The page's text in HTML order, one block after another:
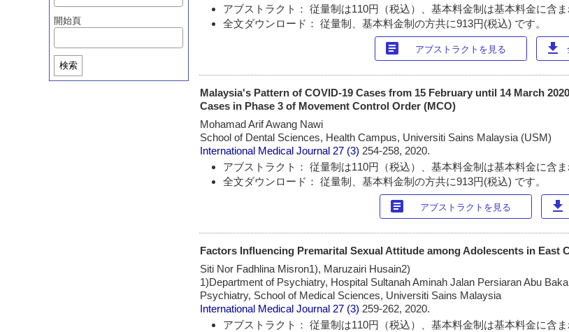
開始頁
検索
アブストラクト： 従量制は110円（税込）、基本料金制は基本料金に含ま
全文ダウンロード： 従量制、基本料金制の方共に913円(税込) です。
article アブストラクトを見る download
Malaysia's Pattern of COVID-19 Cases from 15 February until 14 March
Cases in Phase 3 of Movement Control Order (MCO)
Mohamad Arif Awang Nawi
School of Dental Sciences, Health Campus, Universiti Sains Malaysia (USM)
International Medical Journal 27 (3) 254-258, 2020.
アブストラクト： 従量制は110円（税込）、基本料金制は基本料金に含ま
全文ダウンロード： 従量制、基本料金制の方共に913円(税込) です。
article アブストラクトを見る download
Factors Influencing Premarital Sexual Attitude among Adolescents in East
Siti Nor Fadhlina Misron1), Maruzairi Husain2)
1)Department of Psychiatry, Hospital Sultanah Aminah Jalan Persiaran Abu
Psychiatry, School of Medical Sciences, Universiti Sains Malaysia
International Medical Journal 27 (3) 259-262, 2020.
アブストラクト： 従量制は110円（税込）、基本料金制は基本料金に含ま